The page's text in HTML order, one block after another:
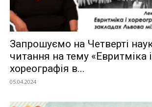
Запрошуємо на Четверті
читання на тему «Евритміка і
хореографія в...
05.04.2024